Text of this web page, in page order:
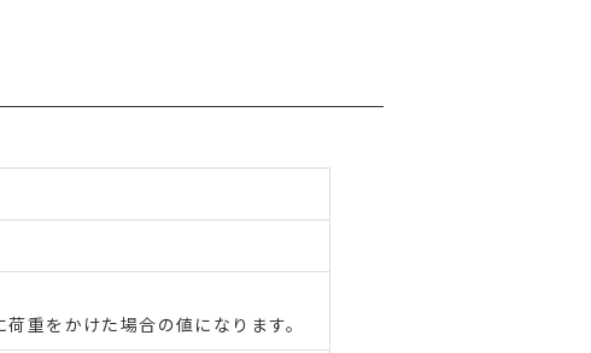
重をかけた場合の値になります。